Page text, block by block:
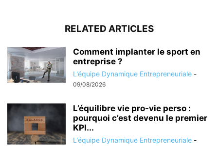
RELATED ARTICLES
Comment implanter le sport en
entreprise ?
L'équipe Dynamique Entrepreneuriale -
09/08/2026
L’équilibre vie pro-vie perso :
pourquoi c’est devenu le premier
KPI...
L'équipe Dynamique Entrepreneuriale -